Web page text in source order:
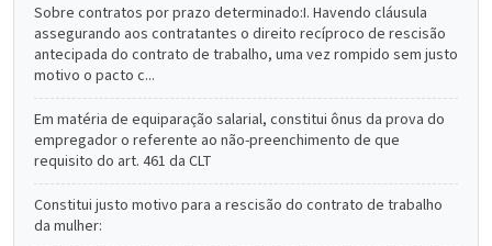
Sobre contratos por prazo determinado:I. Havendo cláusula
assegurando aos contratantes o direito recíproco de rescisão
antecipada do contrato de trabalho, uma vez rompido sem justo
motivo o pacto c...
Em matéria de equiparação salarial, constitui ônus da prova do
empregador o referente ao não-preenchimento de que
requisito do art. 461 da CLT
Constitui justo motivo para a rescisão do contrato de trabalho
da mulher: